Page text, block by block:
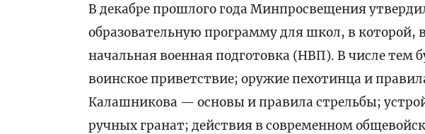
В декабре прошлого года Минпросвещения
образовательную программу для школ, в которой,
начальная военная подготовка (НВП). В числе тем
воинское приветствие; оружие пехотинца и
Калашникова — основы и правила стрельбы;
ручных гранат; действия в современном